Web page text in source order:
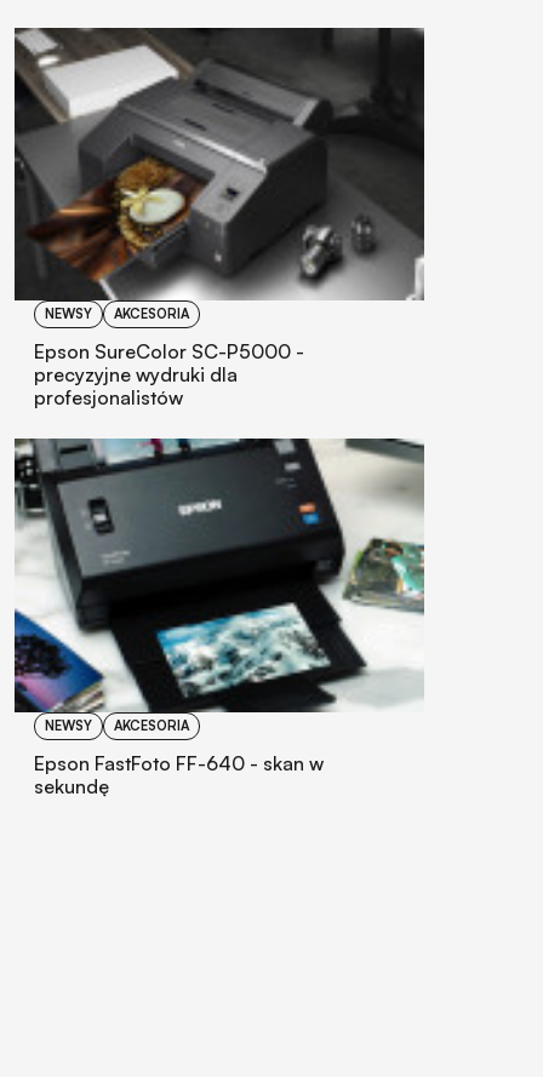
NEWSY AKCESORIA
Epson SureColor SC-P5000 -
precyzyjne wydruki dla
profesjonalistów
NEWSY AKCESORIA
Epson FastFoto FF-640 - skan w
sekundę